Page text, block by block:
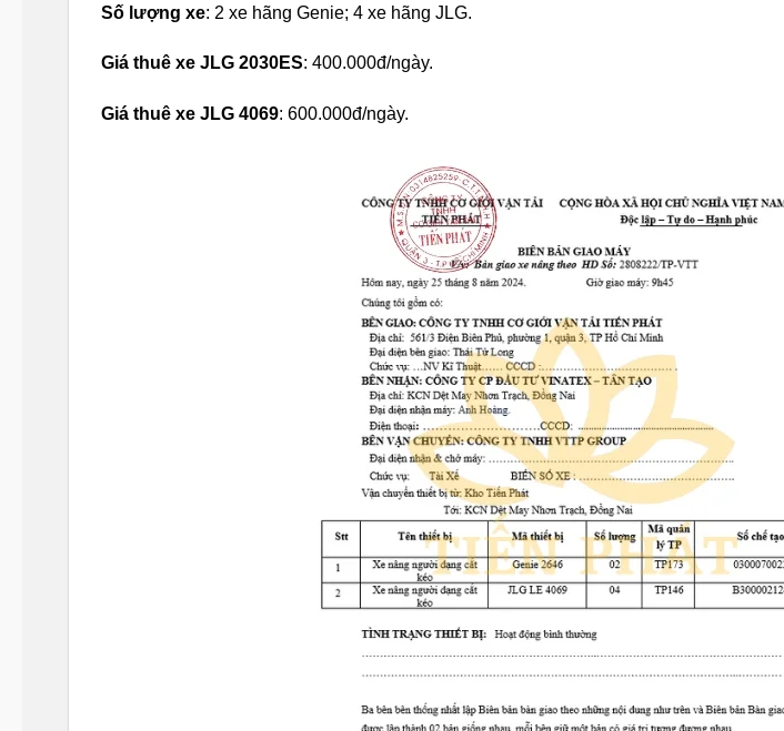
Số lượng xe: 2 xe hãng Genie; 4 xe hãng JLG.
Giá thuê xe JLG 2030ES: 400.000đ/ngày.
Giá thuê xe JLG 4069: 600.000đ/ngày.